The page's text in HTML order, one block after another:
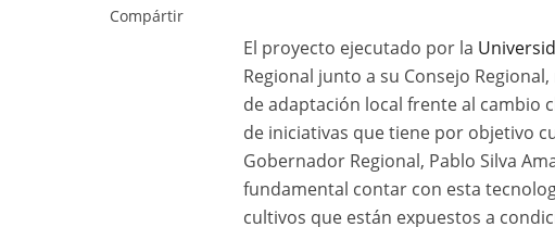
Compártir
El proyecto ejecutado por la
Regional junto a su Consejo
de adaptación local frente al cambio
de iniciativas que tiene por objetivo
Gobernador Regional, Pablo Silva
fundamental contar con esta
cultivos que están expuestos a